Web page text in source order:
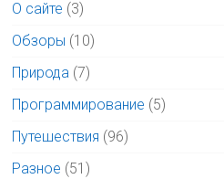
О сайте (3)
Обзоры (10)
Природа (7)
Программирование (5)
Путешествия (96)
Разное (51)